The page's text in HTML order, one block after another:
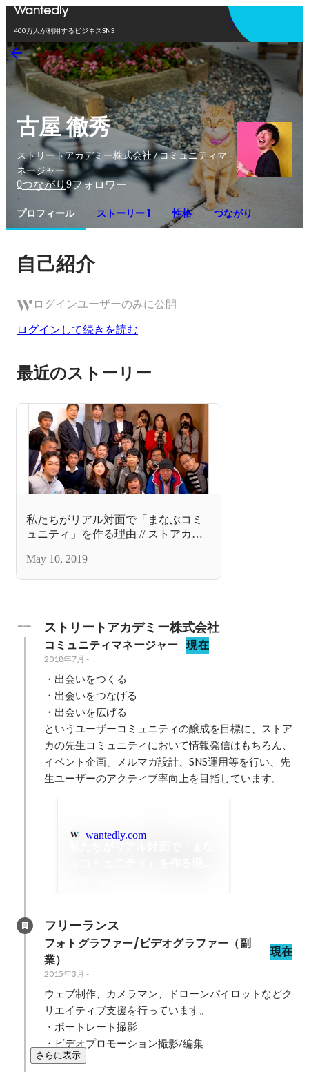
400万人が利用するビジネスSNS
アプリを使う
古屋 徹秀
ストリートアカデミー株式会社 / コミュニティマ
ネージャー
0つながり 9フォロワー
プロフィール ストーリー 1 性格 つながり
自己紹介
ログインユーザーのみに公開
ログインして続きを読む
最近のストーリー
私たちがリアル対面で「まなぶコミ
ュニティ」を作る理由 // ストアカ
れから
May 10, 2019
ストリートアカデミー株式会社
コミュニティマネージャー 現在
2018年7月 -
・出会いをつくる
・出会いをつなげる
・出会いを広げる
というユーザーコミュニティの醸成を目標に、ストア
カの先生コミュニティにおいて情報発信はもちろん、
イベント企画、メルマガ設計、SNS運用等を行い、先
生ユーザーのアクティブ率向上を目指しています。
wantedly.com
フリーランス
フォトグラファー/ビデオグラファー（副
業）
現在
2015年3月 -
ウェブ制作、カメラマン、ドローンパイロットなどク
リエイティブ支援を行っています。
・ポートレート撮影
・ビデオプロモーション撮影/編集
さらに表示